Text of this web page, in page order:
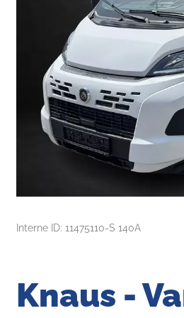
Interne ID: 11475110-S 140A
Knaus -